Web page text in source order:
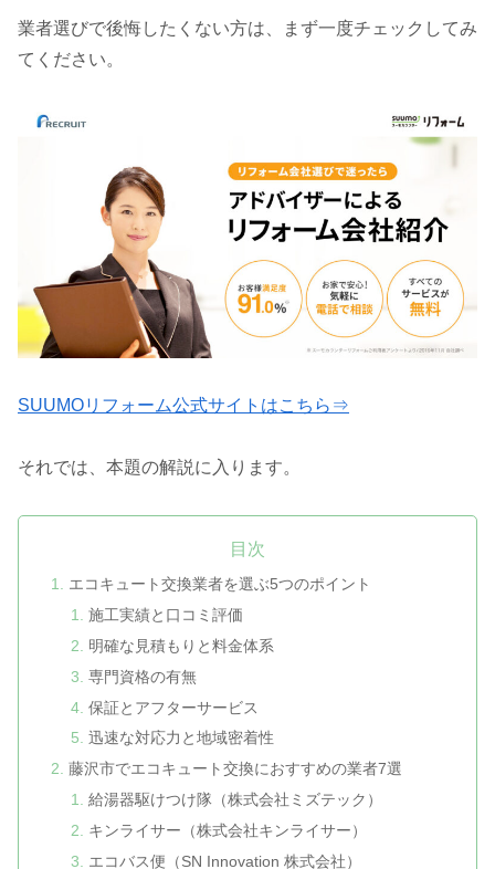
業者選びで後悔したくない方は、まず一度チェックしてみ
てください。
SUUMOリフォーム公式サイトはこちら⇒
それでは、本題の解説に入ります。
目次
エコキュート交換業者を選ぶ5つのポイント
施工実績と口コミ評価
明確な見積もりと料金体系
専門資格の有無
保証とアフターサービス
迅速な対応力と地域密着性
藤沢市でエコキュート交換におすすめの業者7選
給湯器駆けつけ隊（株式会社ミズテック）
キンライサー（株式会社キンライサー）
エコバス便（SN Innovation 株式会社）